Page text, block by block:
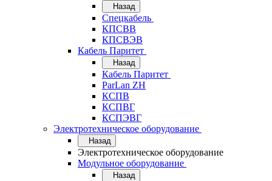
Назад
Спецкабель
КПСВВ
КПСВЭВ
Кабель Паритет
Назад
Кабель Паритет
ParLan ZH
КСПВ
КСПВГ
КСПЭВГ
Электротехническое оборудование
Назад
Электротехническое оборудование
Модульное оборудование
Назад